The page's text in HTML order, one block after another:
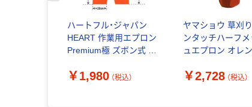
ハートフル・ジャパン
HEART 作業用エプロン
Premium極 ズボン式 F
￥1,980 （税込）
ヤマショウ 草刈
ンタッチハーフメ
ュエプロン オレ
品）
￥2,728 （税込）